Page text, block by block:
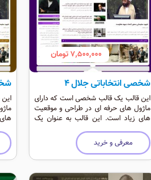
7,500,000 تومان
شخصی انتخاباتی جلال 4
این قالب یک قالب شخصی است که دارای
ماژول های حرفه ای در طراحی و موقعیت
های زیاد است. این قالب به عنوان یک
قالب انتخاباتی و شخصی حرفه ای است که
رنگی شاد دارد.معرفی و خرید